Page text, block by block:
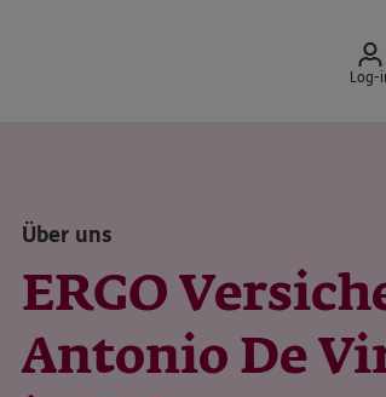
Log-
Über uns
ERGO
Antonio De